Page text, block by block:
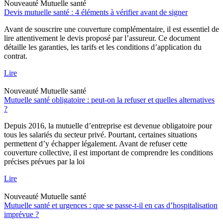
Nouveauté Mutuelle santé
Devis mutuelle santé : 4 éléments à vérifier avant de signer
Avant de souscrire une couverture complémentaire, il est essentiel de
lire attentivement le devis proposé par l’assureur. Ce document
détaille les garanties, les tarifs et les conditions d’application du
contrat.
Lire
Nouveauté Mutuelle santé
Mutuelle santé obligatoire : peut-on la refuser et quelles alternatives
?
Depuis 2016, la mutuelle d’entreprise est devenue obligatoire pour
tous les salariés du secteur privé. Pourtant, certaines situations
permettent d’y échapper légalement. Avant de refuser cette
couverture collective, il est important de comprendre les conditions
précises prévues par la loi
Lire
Nouveauté Mutuelle santé
Mutuelle santé et urgences : que se passe-t-il en cas d’hospitalisation
imprévue ?